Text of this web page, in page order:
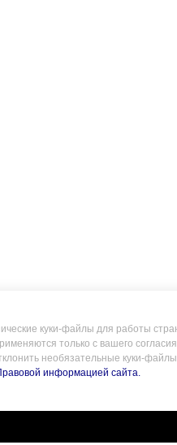
куки-файлы для работы
только с вашего
необязательные куки-
информацией сайта